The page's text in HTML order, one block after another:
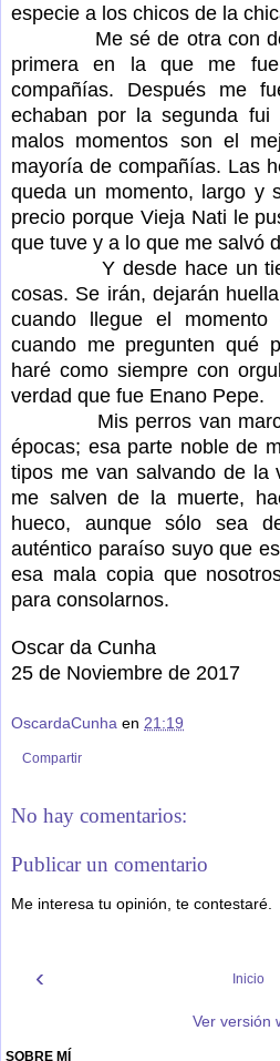
especie a los chicos de la
Me sé de otra con dos
primera en la que me
compañías. Después me
echaban por la segunda fui
malos momentos son el
mayoría de compañías. Las
queda un momento, largo y
precio porque Vieja Nati le
que tuve y a lo que me salvó
Y desde hace un
cosas. Se irán, dejarán
cuando llegue el
cuando me pregunten qué
haré como siempre con
verdad que fue Enano Pepe.
Mis perros van
épocas; esa parte noble de
tipos me van salvando de la
me salven de la muerte,
hueco, aunque sólo sea
auténtico paraíso suyo que
esa mala copia que
para consolarnos.
Oscar da Cunha
25 de Noviembre de 2017
OscardaCunha en 21:19
Compartir
No hay comentarios:
Publicar un comentario
Me interesa tu opinión, te contestaré.
‹ Inicio
Ver versión
SOBRE MÍ